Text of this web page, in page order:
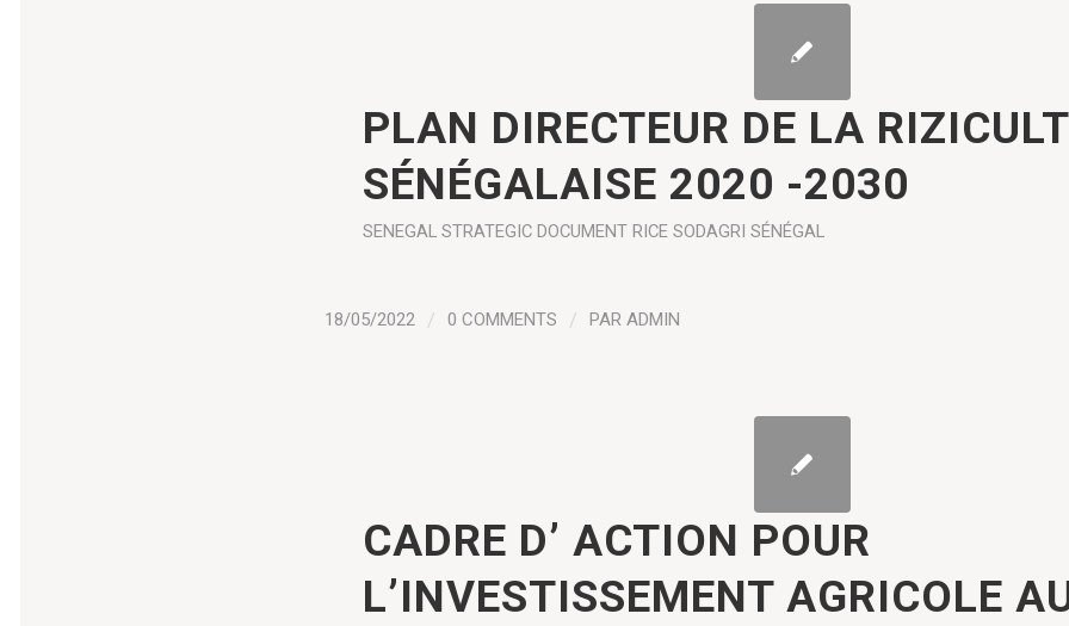
PLAN DIRECTEUR DE LA
SÉNÉGALAISE 2020 -2030
SENEGAL STRATEGIC DOCUMENT RICE SODAGRI SÉNÉGAL
18/05/2022 / 0 COMMENTS / PAR ADMIN
CADRE D’ ACTION POUR
L’INVESTISSEMENT AGRICOLE